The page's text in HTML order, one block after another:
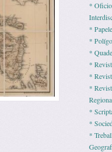
*
*
*
*
*
*
*
*
*
*